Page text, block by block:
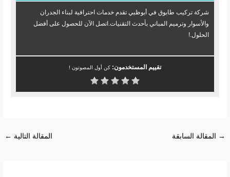
شركة تركيب طابوق في أبوظبي تقدم خدمات احترافية لبناء الجدران
والأسوار وترميم المباني بأحدث التقنيات.اتصل الآن للحصول على أفضل
الحلول.!
تقييم المستخدمون: كن أول المصوتون !
→ المقالة السابقة المقالة التالية ←